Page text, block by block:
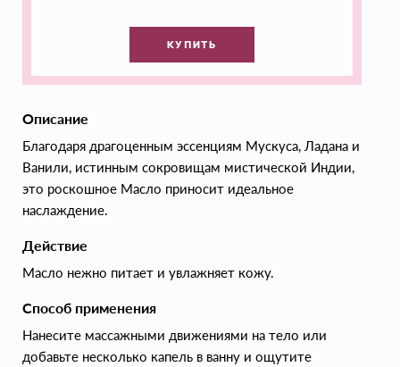
КУПИТЬ
Описание
Благодаря драгоценным эссенциям Мускуса, Ладана и
Ванили, истинным сокровищам мистической Индии,
это роскошное Масло приносит идеальное
наслаждение.
Действие
Масло нежно питает и увлажняет кожу.
Способ применения
Нанесите массажными движениями на тело или
добавьте несколько капель в ванну и ощутите